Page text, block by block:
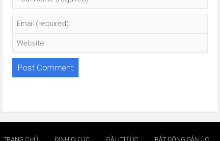
TRANG CHỦ ĐỊNH CƯ ÚC ĐẦU TƯ ÚC BẤT ĐỘNG SẢN ÚC